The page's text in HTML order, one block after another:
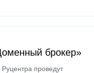
брокер»
проведут